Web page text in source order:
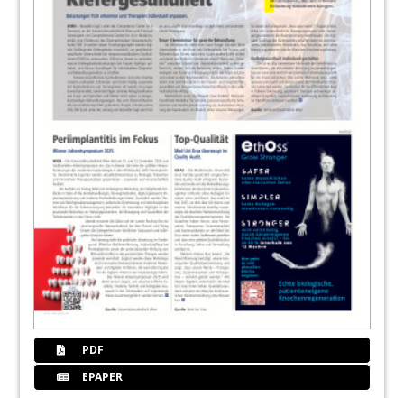
PDF
EPAPER